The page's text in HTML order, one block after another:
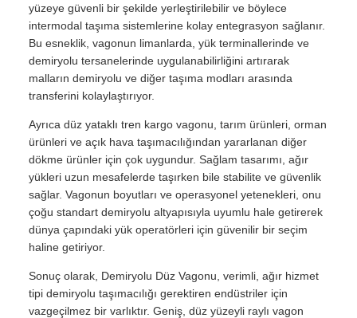
yüzeye güvenli bir şekilde yerleştirilebilir ve böylece
intermodal taşıma sistemlerine kolay entegrasyon sağlanır.
Bu esneklik, vagonun limanlarda, yük terminallerinde ve
demiryolu tersanelerinde uygulanabilirliğini artırarak
malların demiryolu ve diğer taşıma modları arasında
transferini kolaylaştırıyor.
Ayrıca düz yataklı tren kargo vagonu, tarım ürünleri, orman
ürünleri ve açık hava taşımacılığından yararlanan diğer
dökme ürünler için çok uygundur. Sağlam tasarımı, ağır
yükleri uzun mesafelerde taşırken bile stabilite ve güvenlik
sağlar. Vagonun boyutları ve operasyonel yetenekleri, onu
çoğu standart demiryolu altyapısıyla uyumlu hale getirerek
dünya çapındaki yük operatörleri için güvenilir bir seçim
haline getiriyor.
Sonuç olarak, Demiryolu Düz Vagonu, verimli, ağır hizmet
tipi demiryolu taşımacılığı gerektiren endüstriler için
vazgeçilmez bir varlıktır. Geniş, düz yüzeyli raylı vagon